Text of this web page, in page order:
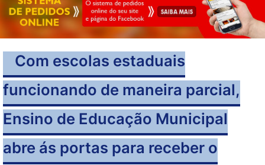
Com escolas estaduais
funcionando de maneira parcial,
Ensino de Educação Municipal
abre ás portas para receber o